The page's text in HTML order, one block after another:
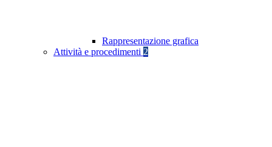
Rappresentazione grafica
Attività e procedimenti 2